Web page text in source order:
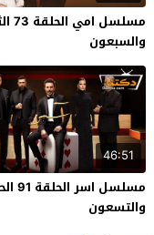
مسلسل
والسبعون
46:51
مسلسل
والتسعون